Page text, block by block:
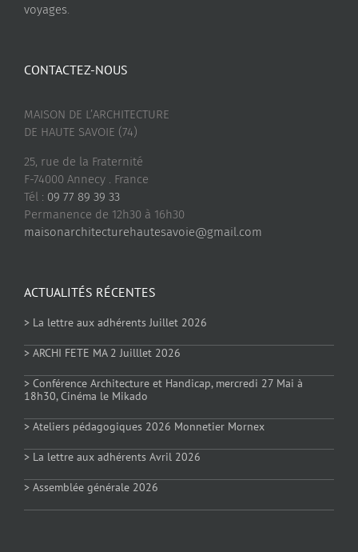
voyages.
ACTUALITÉS RÉCENTES
> La lettre aux adhérents Juillet 2026
> ARCHI FETE MA 2 Juilllet 2026
> Conférence Architecture et Handicap, mercredi 27 Mai à
18h30, Cinéma le Mikado
> Ateliers pédagogiques 2026 Monnetier Mornex
> La lettre aux adhérents Avril 2026
> Assemblée générale 2026
CONTACTEZ-NOUS
MAISON DE L’ARCHITECTURE
DE HAUTE SAVOIE (74)
25, rue de la Fraternité
F-74000 Annecy . France
Tél : 09 77 89 39 33
Permanence de 12h30 à 16h30
maisonarchitecturehautesavoie@gmail.com